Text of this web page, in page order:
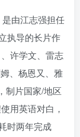
是由江志强担任
执导的长片作
许学文、雷志
、杨恩又、雅
制片国家/地区
用英语对白，
时两年完成